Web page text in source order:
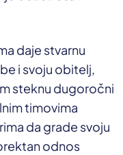
daje stvarnu
i svoju obitelj,
steknu dugoročni
timovima
da grade svoju
odnos